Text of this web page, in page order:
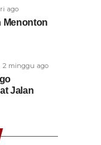
ago
Menonton
2 minggu ago
Jalan